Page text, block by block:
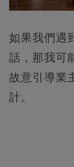
如果我們遇
話，那我可
故意引導業
計。